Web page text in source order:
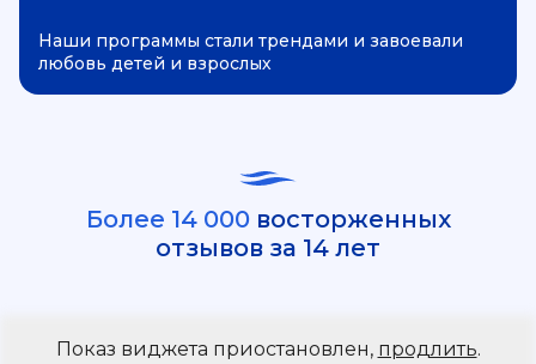
Наши программы стали трендами и завоевали
любовь детей и взрослых
Более 14 000восторженных
отзывов за 14 лет
Показ виджета приостановлен, продлить.